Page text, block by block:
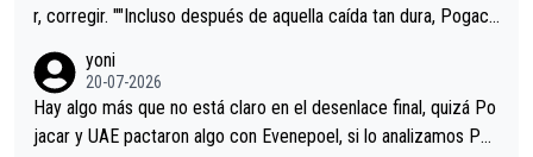
r, corregir. ""Incluso después de aquella caída tan dura, Pogaca
permaneció pegado a su rueda. Parecía increíble la forma en l
a que era capaz de controlar el miedo", recordó."
yoni
20-07-2026
Hay algo más que no está claro en el desenlace final, quizá Po
jacar y UAE pactaron algo con Evenepoel, si lo analizamos Poj